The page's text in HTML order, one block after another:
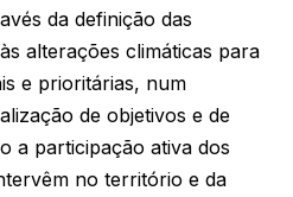
da definição das
alterações climáticas para
e prioritárias, num
de objetivos e de
a participação ativa dos
no território e da